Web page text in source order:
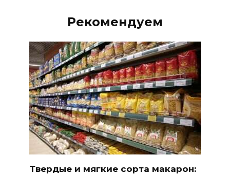
Рекомендуем
Твердые и мягкие сорта макарон: